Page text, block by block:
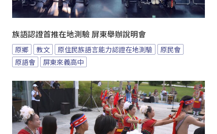
族語認證首推在地測驗 屏東舉辦說明會
原鄉 教文 原住民族語言能力認證在地測驗
原民會
原語會
屏東來義高中